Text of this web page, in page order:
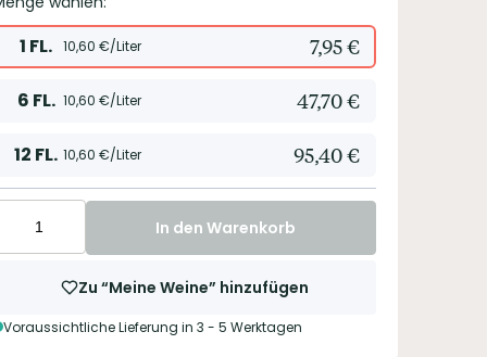
1 FL. 10,60 €/Liter 7,95€
6 FL. 10,60 €/Liter 47,70€
12 FL. 10,60 €/Liter 95,40€
In den Warenkorb
Zu “Meine Weine” hinzufügen
Voraussichtliche Lieferung in 3 - 5 Werktagen